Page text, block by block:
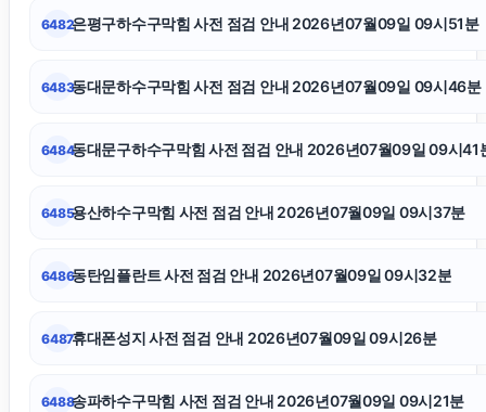
송파구하수구막힘
6482은평구하수구막힘 사전 점검 안내 2026년07월09일 09시51분
6483동대문하수구막힘 사전 점검 안내 2026년07월09일 09시46분
6484동대문구하수구막힘 사전 점검 안내 2026년07월09일 09시41
6485용산하수구막힘 사전 점검 안내 2026년07월09일 09시37분
6486동탄임플란트 사전 점검 안내 2026년07월09일 09시32분
6487휴대폰성지 사전 점검 안내 2026년07월09일 09시26분
6488송파하수구막힘 사전 점검 안내 2026년07월09일 09시21분